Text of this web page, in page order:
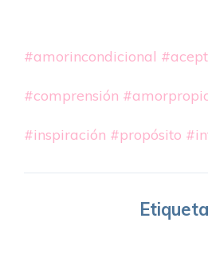
#amorincondicional
#comprensión
#inspiración #propósito